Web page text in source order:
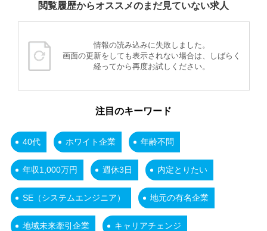
閲覧履歴からオススメのまだ見ていない求人
情報の読み込みに失敗しました。
画面の更新をしても表示されない場合は、しばらく
経ってから再度お試しください。
注目のキーワード
40代 ホワイト企業 年齢不問
年収1,000万円 週休3日 内定とりたい
SE（システムエンジニア） 地元の有名企業
地域未来牽引企業 キャリアチェンジ